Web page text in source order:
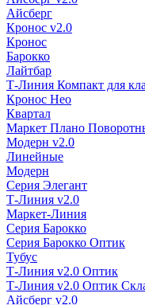
Айсберг
Кронос v2.0
Кронос
Барокко
Лайтбар
Т-Линия Компакт для
Кронос Нео
Квартал
Маркет Плано
Модерн v2.0
Линейные
Модерн
Серия Элегант
Т-Линия v2.0
Маркет-Линия
Серия Барокко
Серия Барокко Оптик
Тубус
Т-Линия v2.0 Оптик
Т-Линия v2.0 Оптик
Айсберг v2.0